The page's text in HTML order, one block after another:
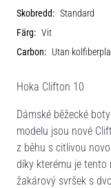
Skobredd: Standard
Färg: Vit
Carbon: Utan
Hoka Clifton 10
Dámské běžecké
modelu jsou nové
z běhu s citlivou
díky kterému je tento
žakárový svršek s